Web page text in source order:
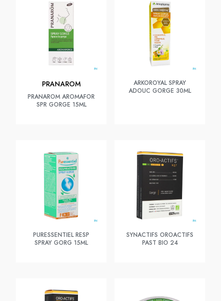
PRANAROM
PRANAROM AROMAFOR
SPR GORGE 15ML
ARKOROYAL SPRAY
ADOUC GORGE 30ML
PURESSENTIEL RESP
SPRAY GORG 15ML
SYNACTIFS OROACTIFS
PAST BIO 24